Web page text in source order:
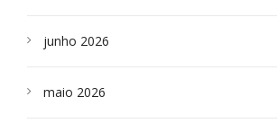
junho 2026
maio 2026